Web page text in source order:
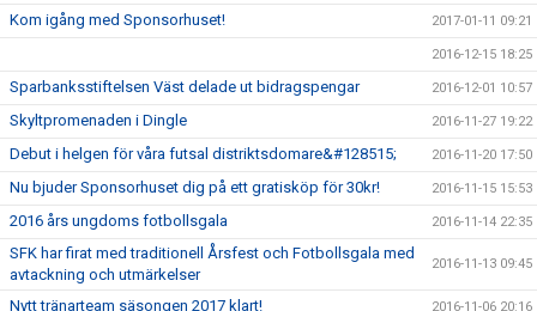
Kom igång med Sponsorhuset! 2017-01-11 09:21
2016-12-15 18:25
Sparbanksstiftelsen Väst delade ut bidragspengar 2016-12-01 10:57
Skyltpromenaden i Dingle 2016-11-27 19:22
Debut i helgen för våra futsal distriktsdomare&#128515; 2016-11-20 17:50
Nu bjuder Sponsorhuset dig på ett gratisköp för 30kr! 2016-11-15 15:53
2016 års ungdoms fotbollsgala 2016-11-14 22:35
SFK har firat med traditionell Årsfest och Fotbollsgala med
avtackning och utmärkelser
2016-11-13 09:45
Nytt tränarteam säsongen 2017 klart! 2016-11-06 20:16